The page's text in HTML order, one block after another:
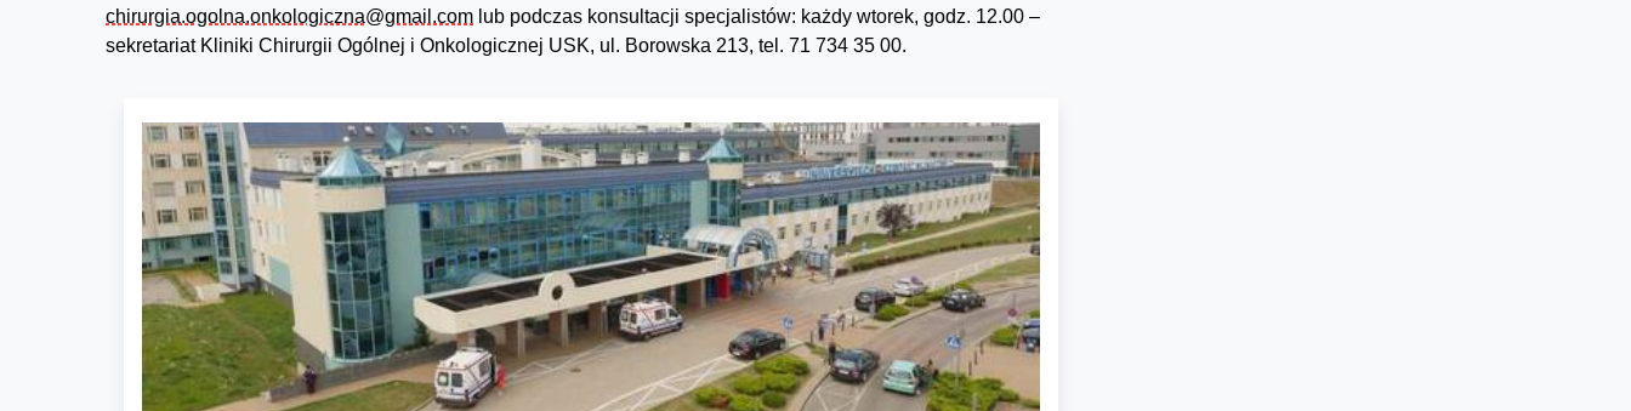
chirurgia.ogolna.onkologiczna@gmail.com lub podczas konsultacji specjalistów: każdy wtorek, godz. 12.00 –
sekretariat Kliniki Chirurgii Ogólnej i Onkologicznej USK, ul. Borowska 213, tel. 71 734 35 00.